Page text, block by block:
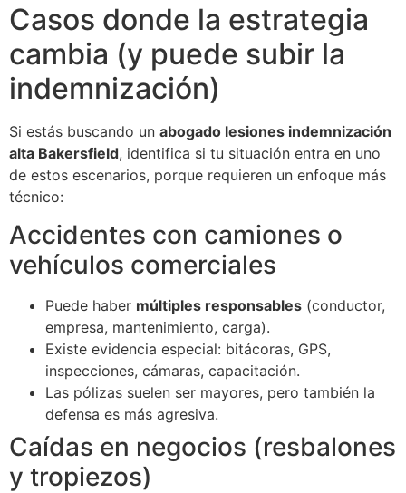
Casos donde la estrategia
cambia (y puede subir la
indemnización)
Si estás buscando un abogado lesiones indemnización
alta Bakersfield, identifica si tu situación entra en uno
de estos escenarios, porque requieren un enfoque más
técnico:
Accidentes con camiones o
vehículos comerciales
Puede haber múltiples responsables (conductor,
empresa, mantenimiento, carga).
Existe evidencia especial: bitácoras, GPS,
inspecciones, cámaras, capacitación.
Las pólizas suelen ser mayores, pero también la
defensa es más agresiva.
Caídas en negocios (resbalones
y tropiezos)